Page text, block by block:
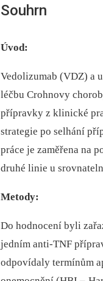
Souhrn
Úvod:
Vedolizumab (VDZ) a
léčbu Crohnovy
přípravky z klinické
strategie po selhání
práce je zaměřena na
druhé linie u
Metody:
Do hodnocení byli
jedním anti-TNF
odpovídaly termínům